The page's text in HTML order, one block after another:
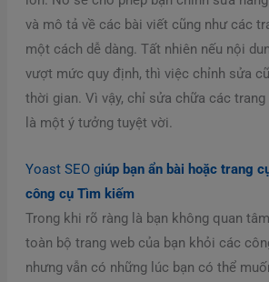
và mô tả về các bài viết cũng như các
một cách dễ dàng. Tất nhiên nếu nội
vượt mức quy định, thì việc chỉnh sửa
thời gian. Vì vậy, chỉ sửa chữa các
là một ý tưởng tuyệt vời.
Yoast SEO giúp bạn ẩn bài hoặc trang
công cụ Tìm kiếm
Trong khi rõ ràng là bạn không quan
toàn bộ trang web của bạn khỏi các
nhưng vẫn có những lúc bạn có thể